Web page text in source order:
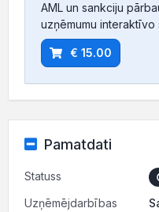
AML un sankciju
uzņēmumu interaktīvo
€ 15.00
Pamatdati
Statuss
Uzņēmējdarbības